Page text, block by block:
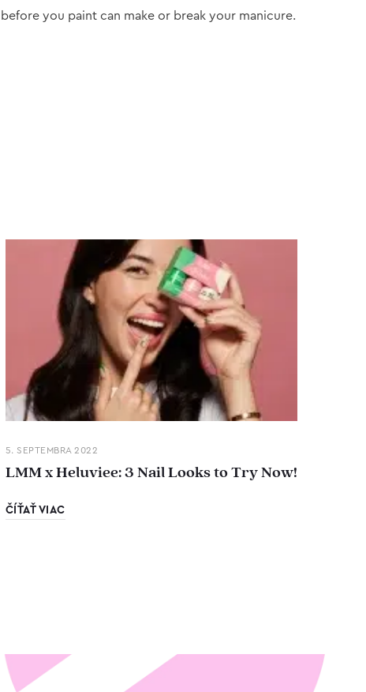
you paint can make or break your manicure.
5. SEPTEMBRA 2022
LMM x Heluviee: 3 Nail Looks to Try Now!
ČÍŤAŤ VIAC